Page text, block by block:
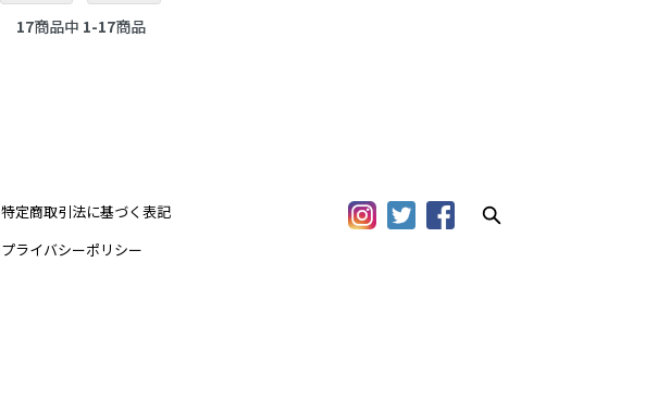
17商品中 1-17商品
特定商取引法に基づく表記
プライバシーポリシー